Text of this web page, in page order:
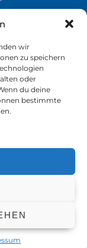
wir
zu speichern
oder
du deine
bestimmte
Kontakt
Download
Metall GmbH
Datenschutz